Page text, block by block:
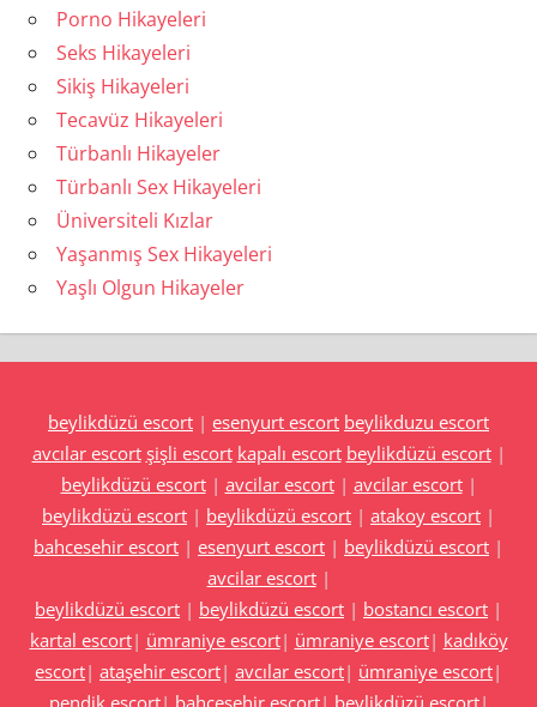
Porno Hikayeleri
Seks Hikayeleri
Sikiş Hikayeleri
Tecavüz Hikayeleri
Türbanlı Hikayeler
Türbanlı Sex Hikayeleri
Üniversiteli Kızlar
Yaşanmış Sex Hikayeleri
Yaşlı Olgun Hikayeler
beylikdüzü escort | esenyurt escort beylikduzu escort
avcılar escort şişli escort kapalı escort beylikdüzü escort|
beylikdüzü escort| avcilar escort| avcilar escort|
beylikdüzü escort | beylikdüzü escort | atakoy escort |
bahcesehir escort | esenyurt escort | beylikdüzü escort |
avcilar escort|
beylikdüzü escort | beylikdüzü escort | bostancı escort |
kartal escort| ümraniye escort| ümraniye escort| kadıköy
escort| ataşehir escort| avcılar escort| ümraniye escort|